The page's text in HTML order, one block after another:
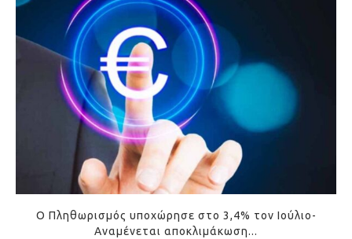
Ο Πληθωρισμός υποχώρησε στο 3,4% τον Ιούλιο-
Αναμένεται αποκλιμάκωση...